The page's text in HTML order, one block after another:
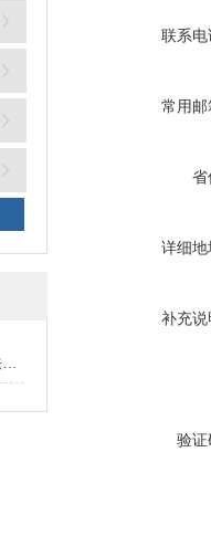
联系电
常用邮
省
详细地
补充说
验证